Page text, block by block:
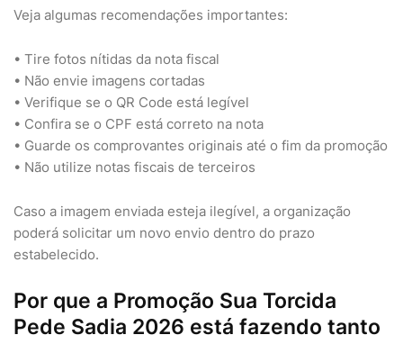
Veja algumas recomendações importantes:
• Tire fotos nítidas da nota fiscal
• Não envie imagens cortadas
• Verifique se o QR Code está legível
• Confira se o CPF está correto na nota
• Guarde os comprovantes originais até o fim da promoção
• Não utilize notas fiscais de terceiros
Caso a imagem enviada esteja ilegível, a organização
poderá solicitar um novo envio dentro do prazo
estabelecido.
Por que a Promoção Sua Torcida
Pede Sadia 2026 está fazendo tanto